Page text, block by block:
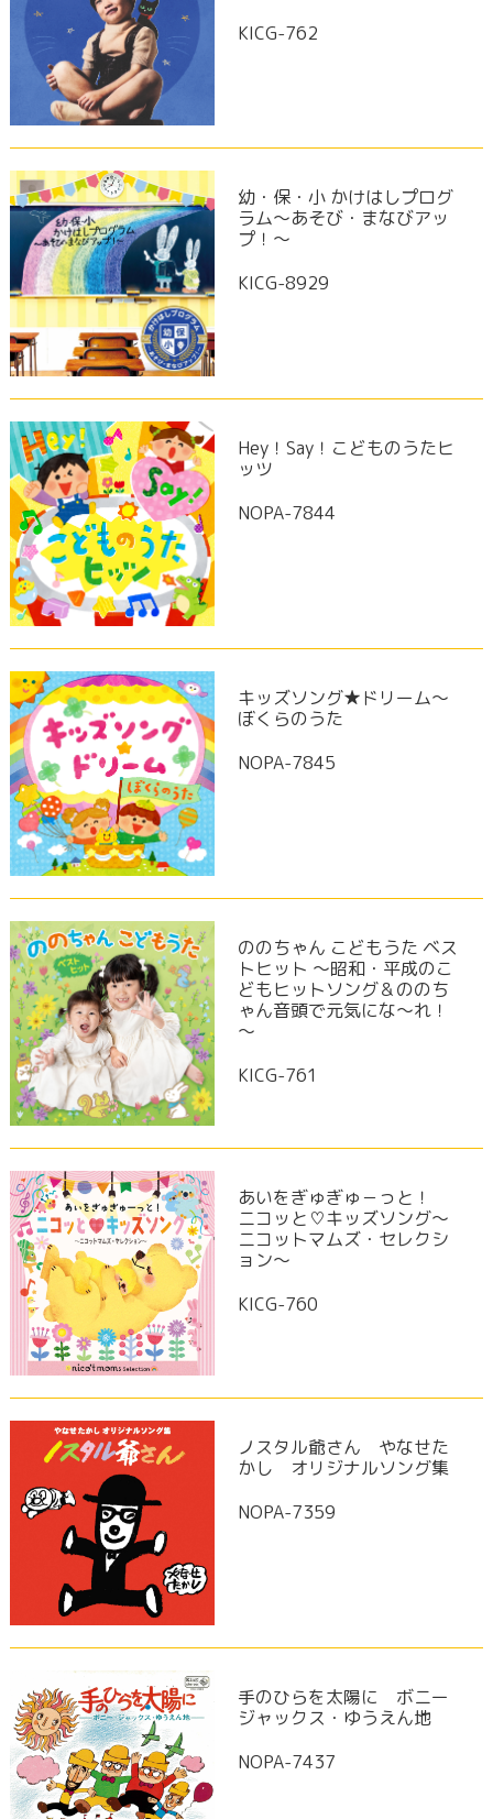
KICG-762
幼・保・小 かけはしプログ
ラム～あそび・まなびアッ
プ！～
KICG-8929
Hey！Say！こどものうたヒ
ッツ
NOPA-7844
キッズソング★ドリーム〜
ぼくらのうた
NOPA-7845
ののちゃん こどもうた ベス
トヒット ～昭和・平成のこ
どもヒットソング＆ののち
ゃん音頭で元気にな～れ！
～
KICG-761
あいをぎゅぎゅ－っと！
ニコッと♡キッズソング～
ニコットマムズ・セレクシ
ョン～
KICG-760
ノスタル爺さん やなせた
かし オリジナルソング集
NOPA-7359
手のひらを太陽に ボニー
ジャックス・ゆうえん地
NOPA-7437